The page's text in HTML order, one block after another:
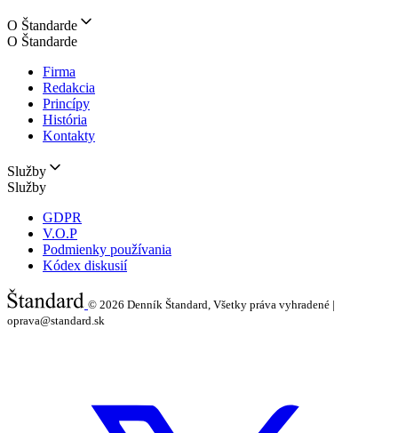
O Štandarde
O Štandarde
Firma
Redakcia
Princípy
História
Kontakty
Služby
Služby
GDPR
V.O.P
Podmienky používania
Kódex diskusií
© 2026 Denník Štandard, Všetky práva vyhradené |
oprava@standard.sk